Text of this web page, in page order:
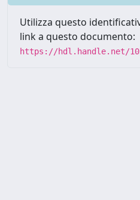
Utilizza questo
link a questo documento:
https://hdl.handle.net/